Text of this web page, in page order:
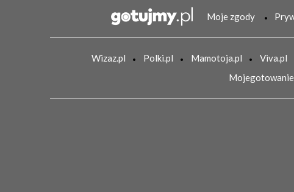
Moje zgody
Wizaz.pl Polki.pl Mamotoja.pl Viva.pl